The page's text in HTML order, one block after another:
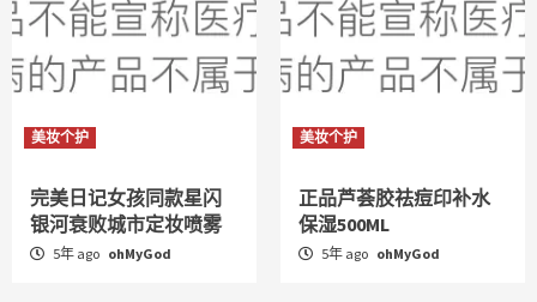
美妆个护
完美日记女孩同款星闪
银河衰败城市定妆喷雾
5年 ago ohMyGod
美妆个护
正品芦荟胶祛痘印补水
保湿500ML
5年 ago ohMyGod